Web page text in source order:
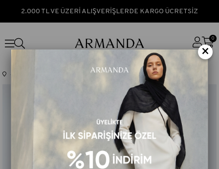
2.000 TL VE ÜZERİ ALIŞVERİŞLERDE KARGO ÜCRETSİZ
0
Anasayfa ORGANIC TOUCH VİSKOZ ŞAL - KOT MAVİ
×